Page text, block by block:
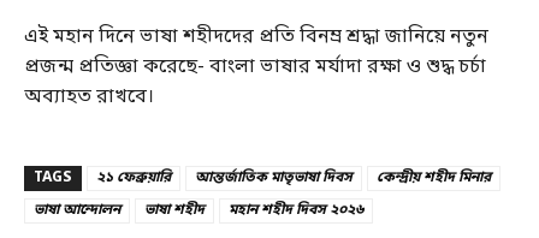
এই মহান দিনে ভাষা শহীদদের প্রতি বিনম্র শ্রদ্ধা জানিয়ে নতুন
প্রজন্ম প্রতিজ্ঞা করেছে- বাংলা ভাষার মর্যাদা রক্ষা ও শুদ্ধ চর্চা
অব্যাহত রাখবে।
TAGS ২১ ফেব্রুয়ারি আন্তর্জাতিক মাতৃভাষা দিবস
কেন্দ্রীয় শহীদ মিনার
ভাষা আন্দোলন
ভাষা শহীদ মহান শহীদ দিবস ২০২৬